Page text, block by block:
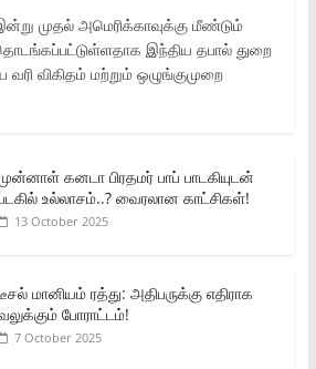
முதல் அமெரிக்காவுக்கு மீண்டும்
இந்திய தபால் துறை
வரி விகிதம் மற்றும் ஒழுங்குமுறை
கனடா பிரதமர் பாப் பாடகியுடன்
உல்லாசம்..? வைரலான காட்சிகள்!
13 October 2025
மானியம் ரத்து: அதிபருக்கு எதிராக
போராட்டம்!
7 October 2025